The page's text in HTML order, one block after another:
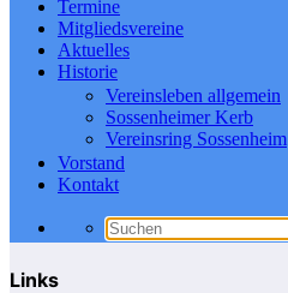
Termine
Mitgliedsvereine
Aktuelles
Historie
Vereinsleben allgemein
Sossenheimer Kerb
Vereinsring Sossenheim
Vorstand
Kontakt
Links